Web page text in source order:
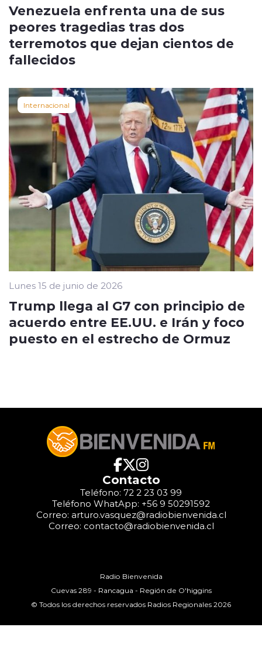
Venezuela enfrenta una de sus
peores tragedias tras dos
terremotos que dejan cientos de
fallecidos
Internacional
Lunes 15 de junio de 2026
Trump llega al G7 con principio de
acuerdo entre EE.UU. e Irán y foco
puesto en el estrecho de Ormuz
Contacto
Teléfono: 72 2 23 03 99
Teléfono WhatApp: +56 9 50291592
Correo: arturo.vasquez@radiobienvenida.cl
Correo: contacto@radiobienvenida.cl
Radio Bienvenida
Cuevas 289 - Rancagua - Región de O'higgins
© Todos los derechos reservados Radios Regionales 2026